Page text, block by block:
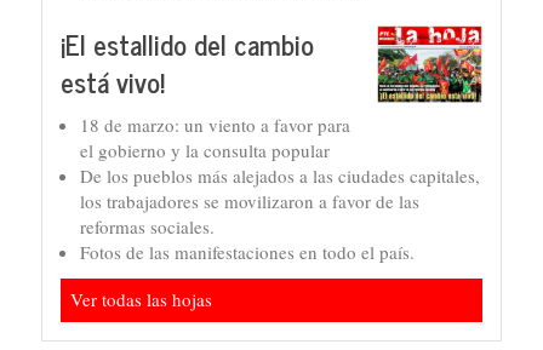
¡El estallido del cambio
está vivo!
18 de marzo: un viento a favor para
el gobierno y la consulta popular
De los pueblos más alejados a las ciudades capitales,
los trabajadores se movilizaron a favor de las
reformas sociales.
Fotos de las manifestaciones en todo el país.
Ver todas las hojas